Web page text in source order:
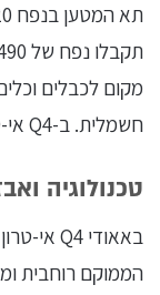
מקום לכבלים
חשמלית. ב-Q4 אי-טרון אין תא מטען קדמי.
טכנולוגיה
הממוקם רוחבית